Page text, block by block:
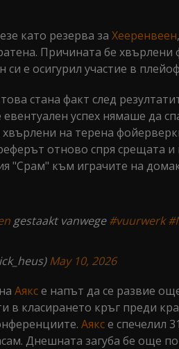
като резерва за Хееренвеен
Причината бе
си е осигурил участие в
стана факт след
успех нямаше да
на терена
отново спря срещата
"Срам" към играчите на
gestaakt vanwege#vuurwerk
May 10, 2026
Аяксе напът да се развие
в класирането кръг преди
Аяксе спечелил
Днешната загуба бе още